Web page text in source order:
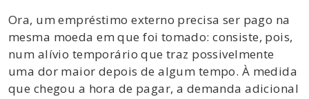
Ora, um empréstimo externo precisa ser pago na
mesma moeda em que foi tomado: consiste, pois,
num alívio temporário que traz possivelmente
uma dor maior depois de algum tempo. À medida
que chegou a hora de pagar, a demanda adicional